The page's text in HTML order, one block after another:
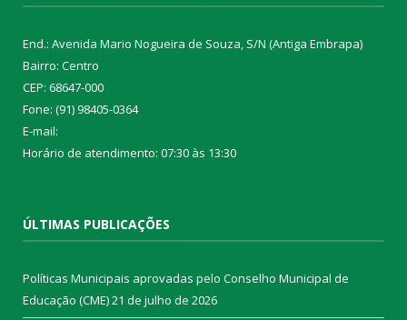
End.: Avenida Mario Nogueira de Souza, S/N (Antiga Embrapa)
Bairro: Centro
CEP: 68647-000
Fone: (91) 98405-0364
E-mail:
Horário de atendimento: 07:30 às 13:30
ÚLTIMAS PUBLICAÇÕES
Políticas Municipais aprovadas pelo Conselho Municipal de
Educação (CME)21 de julho de 2026